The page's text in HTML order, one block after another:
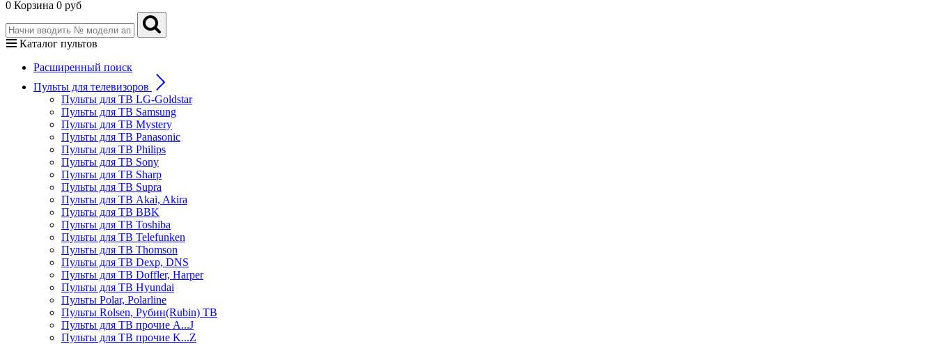
0 Корзина 0 руб
Каталог пультов
Расширенный поиск
Пульты для телевизоров
Пульты для ТВ LG-Goldstar
Пульты для ТВ Samsung
Пульты для ТВ Mystery
Пульты для ТВ Panasonic
Пульты для ТВ Philips
Пульты для ТВ Sony
Пульты для ТВ Sharp
Пульты для ТВ Supra
Пульты для ТВ Akai, Akira
Пульты для ТВ BBK
Пульты для ТВ Toshiba
Пульты для ТВ Telefunken
Пульты для ТВ Thomson
Пульты для ТВ Dexp, DNS
Пульты для ТВ Doffler, Harper
Пульты для ТВ Hyundai
Пульты Polar, Polarline
Пульты Rolsen, Рубин(Rubin) ТВ
Пульты для ТВ прочие A...J
Пульты для ТВ прочие K...Z